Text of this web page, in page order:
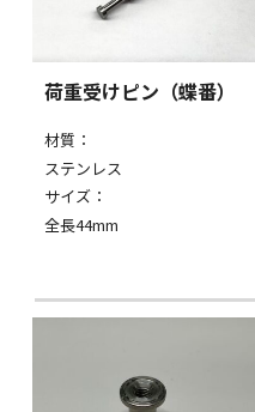
荷重受けピン（蝶番）
材質：
ステンレス
サイズ：
全長44mm